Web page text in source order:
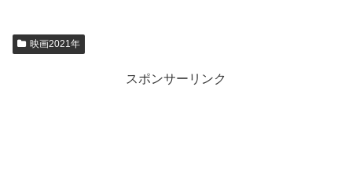
映画2021年
スポンサーリンク